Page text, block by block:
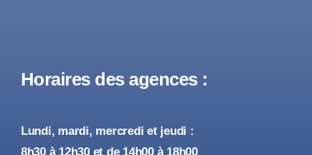
Horaires des agences :
Lundi, mardi, mercredi et jeudi :
8h30 à 12h30 et de 14h00 à 18h00